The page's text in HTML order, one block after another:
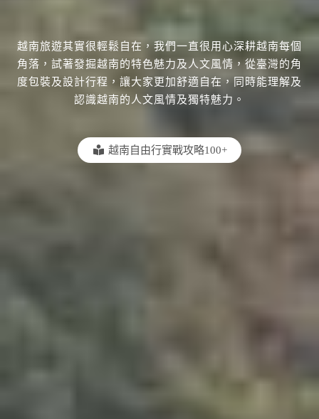
越南旅遊其實很輕鬆自在，我們一直很用心深耕越南每個
角落，試著發掘越南的特色魅力及人文風情，從臺灣的角
度包裝及設計行程，讓大家更加舒適自在，同時能理解及
認識越南的人文風情及獨特魅力。
越南自由行實戰攻略100+